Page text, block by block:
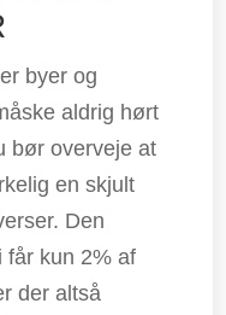
byer og
aldrig hørt
bør overveje at
en skjult
Den
får kun 2% af
der altså